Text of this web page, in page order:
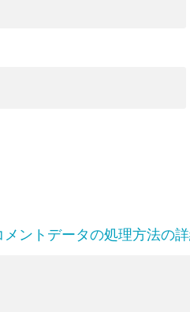
メントデータの処理方法の